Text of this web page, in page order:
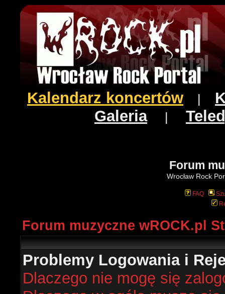
Kalendarz koncertów
Galeria|
Forum
Wrocław Rock
FAQ
Forum muzyczne wROCK.pl
Problemy Logowania i
Dlaczego nie mogę się